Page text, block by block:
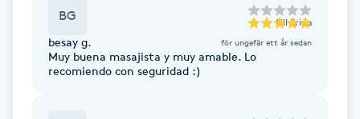
Face framing
BG till Frida
besay g. för ungefär ett år sedan
Muy buena masajista y muy amable. Lo
recomiendo con seguridad :)